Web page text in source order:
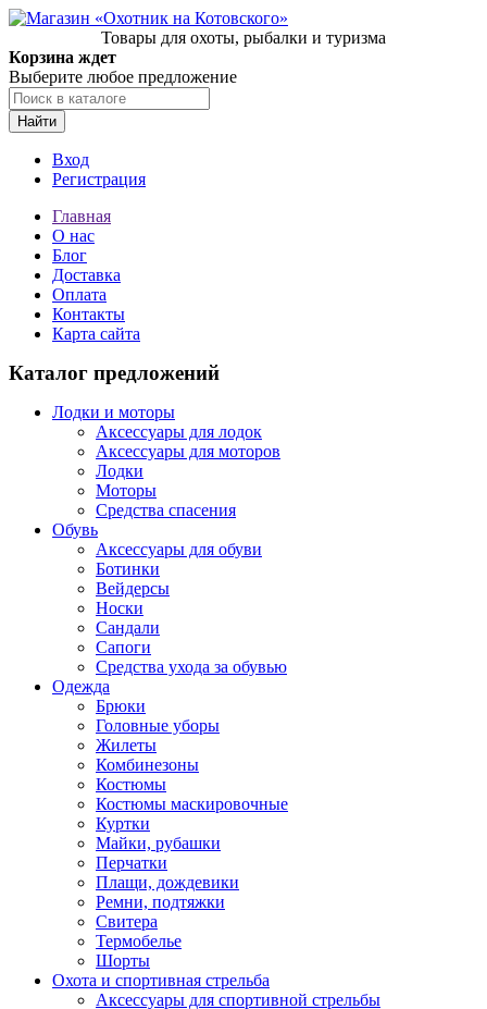
Товары для охоты, рыбалки и туризма
Корзина ждет
Выберите любое предложение
Найти
Вход
Регистрация
Главная
О нас
Блог
Доставка
Оплата
Контакты
Карта сайта
Каталог предложений
Лодки и моторы
Аксессуары для лодок
Аксессуары для моторов
Лодки
Моторы
Средства спасения
Обувь
Аксессуары для обуви
Ботинки
Вейдерсы
Носки
Сандали
Сапоги
Средства ухода за обувью
Одежда
Брюки
Головные уборы
Жилеты
Комбинезоны
Костюмы
Костюмы маскировочные
Куртки
Майки, рубашки
Перчатки
Плащи, дождевики
Ремни, подтяжки
Свитера
Термобелье
Шорты
Охота и спортивная стрельба
Аксессуары для спортивной стрельбы